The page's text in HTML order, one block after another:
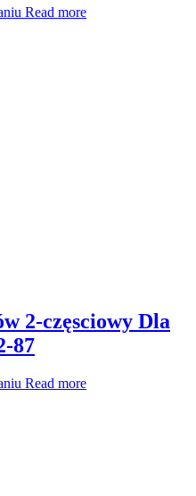
Read more
2-częsciowy Dla
87
Read more